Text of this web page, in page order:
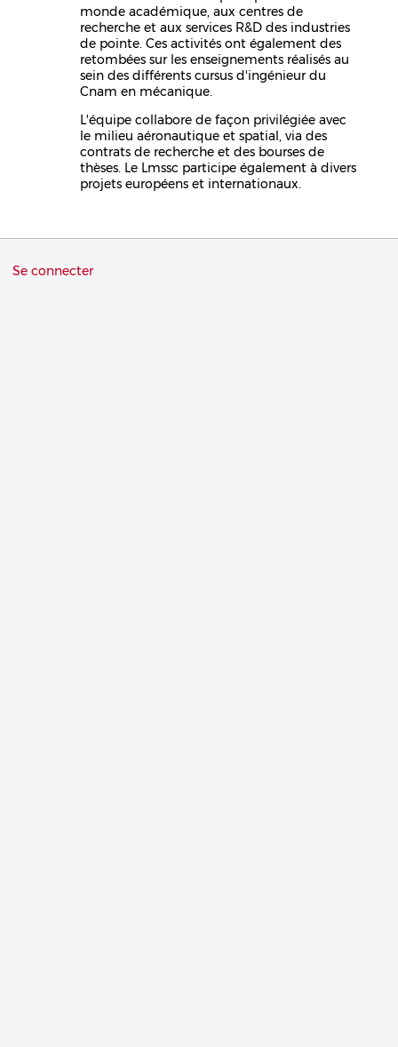
monde académique, aux centres de
recherche et aux services R&D des industries
de pointe. Ces activités ont également des
retombées sur les enseignements réalisés au
sein des différents cursus d'ingénieur du
Cnam en mécanique.
L'équipe collabore de façon privilégiée avec
le milieu aéronautique et spatial, via des
contrats de recherche et des bourses de
thèses. Le Lmssc participe également à divers
projets européens et internationaux.
Menu
Se connecter